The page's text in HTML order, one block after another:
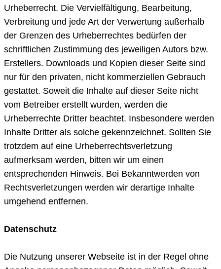
Urheberrecht. Die Vervielfältigung, Bearbeitung,
Verbreitung und jede Art der Verwertung außerhalb
der Grenzen des Urheberrechtes bedürfen der
schriftlichen Zustimmung des jeweiligen Autors bzw.
Erstellers. Downloads und Kopien dieser Seite sind
nur für den privaten, nicht kommerziellen Gebrauch
gestattet. Soweit die Inhalte auf dieser Seite nicht
vom Betreiber erstellt wurden, werden die
Urheberrechte Dritter beachtet. Insbesondere werden
Inhalte Dritter als solche gekennzeichnet. Sollten Sie
trotzdem auf eine Urheberrechtsverletzung
aufmerksam werden, bitten wir um einen
entsprechenden Hinweis. Bei Bekanntwerden von
Rechtsverletzungen werden wir derartige Inhalte
umgehend entfernen.
Datenschutz
Die Nutzung unserer Webseite ist in der Regel ohne